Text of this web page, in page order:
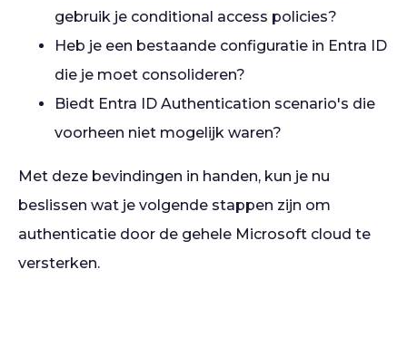
gebruik je conditional access policies?
Heb je een bestaande configuratie in Entra ID
die je moet consolideren?
Biedt Entra ID Authentication scenario's die
voorheen niet mogelijk waren?
Met deze bevindingen in handen, kun je nu
beslissen wat je volgende stappen zijn om
authenticatie door de gehele Microsoft cloud te
versterken.